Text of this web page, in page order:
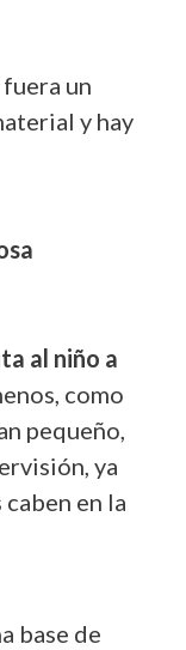
un
y hay
al niño a
como
pequeño,
ya
en la
base de